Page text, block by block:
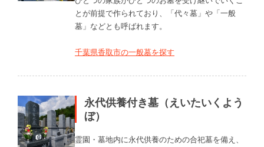
とが前提で作られており、「代々墓」や「一般
墓」などとも呼ばれます。
千葉県香取市の一般墓を探す
永代供養付き墓（えいたいくよう
ぼ）
霊園・墓地内に永代供養のための合祀墓を備え、